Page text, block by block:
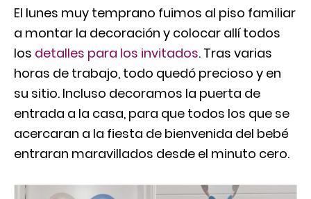
El lunes muy temprano fuimos al piso familiar
a montar la decoración y colocar allí todos
los detalles para los invitados. Tras varias
horas de trabajo, todo quedó precioso y en
su sitio. Incluso decoramos la puerta de
entrada a la casa, para que todos los que se
acercaran a la fiesta de bienvenida del bebé
entraran maravillados desde el minuto cero.